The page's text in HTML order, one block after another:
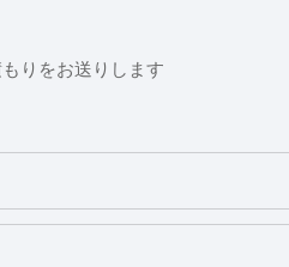
りをお送りします